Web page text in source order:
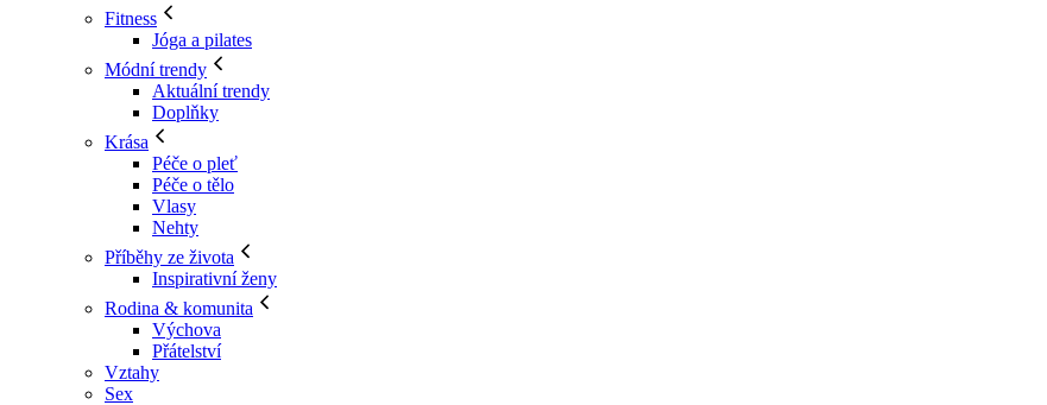
Fitness
Jóga a pilates
Módní trendy
Aktuální trendy
Doplňky
Krása
Péče o pleť
Péče o tělo
Vlasy
Nehty
Příběhy ze života
Inspirativní ženy
Rodina & komunita
Výchova
Přátelství
Vztahy
Sex